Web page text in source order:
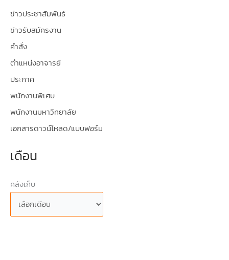
ข่าวประชาสัมพันธ์
ข่าวรับสมัครงาน
คำสั่ง
ตำแหน่งอาจารย์
ประกาศ
พนักงานพิเศษ
พนักงานมหาวิทยาลัย
เอกสารดาวน์โหลด/แบบฟอร์ม
เดือน
คลังเก็บ